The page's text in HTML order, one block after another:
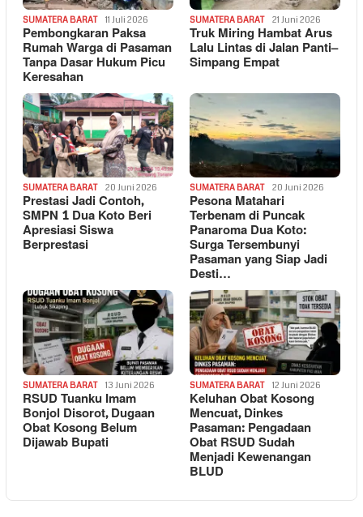
SUMATERA BARAT 11 Juli 2026
Pembongkaran Paksa
Rumah Warga di Pasaman
Tanpa Dasar Hukum Picu
Keresahan
SUMATERA BARAT 21 Juni 2026
Truk Miring Hambat Arus
Lalu Lintas di Jalan Panti–
Simpang Empat
SUMATERA BARAT 20 Juni 2026
Prestasi Jadi Contoh,
SMPN 1 Dua Koto Beri
Apresiasi Siswa
Berprestasi
SUMATERA BARAT 20 Juni 2026
Pesona Matahari
Terbenam di Puncak
Panaroma Dua Koto:
Surga Tersembunyi
Pasaman yang Siap Jadi
Desti…
SUMATERA BARAT 13 Juni 2026
RSUD Tuanku Imam
Bonjol Disorot, Dugaan
Obat Kosong Belum
Dijawab Bupati
SUMATERA BARAT 12 Juni 2026
Keluhan Obat Kosong
Mencuat, Dinkes
Pasaman: Pengadaan
Obat RSUD Sudah
Menjadi Kewenangan
BLUD